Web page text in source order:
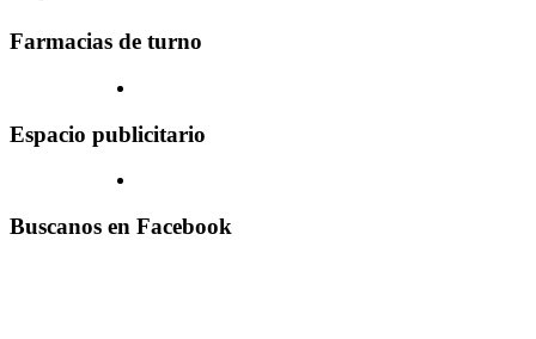
Farmacias de turno
Espacio publicitario
Buscanos en Facebook